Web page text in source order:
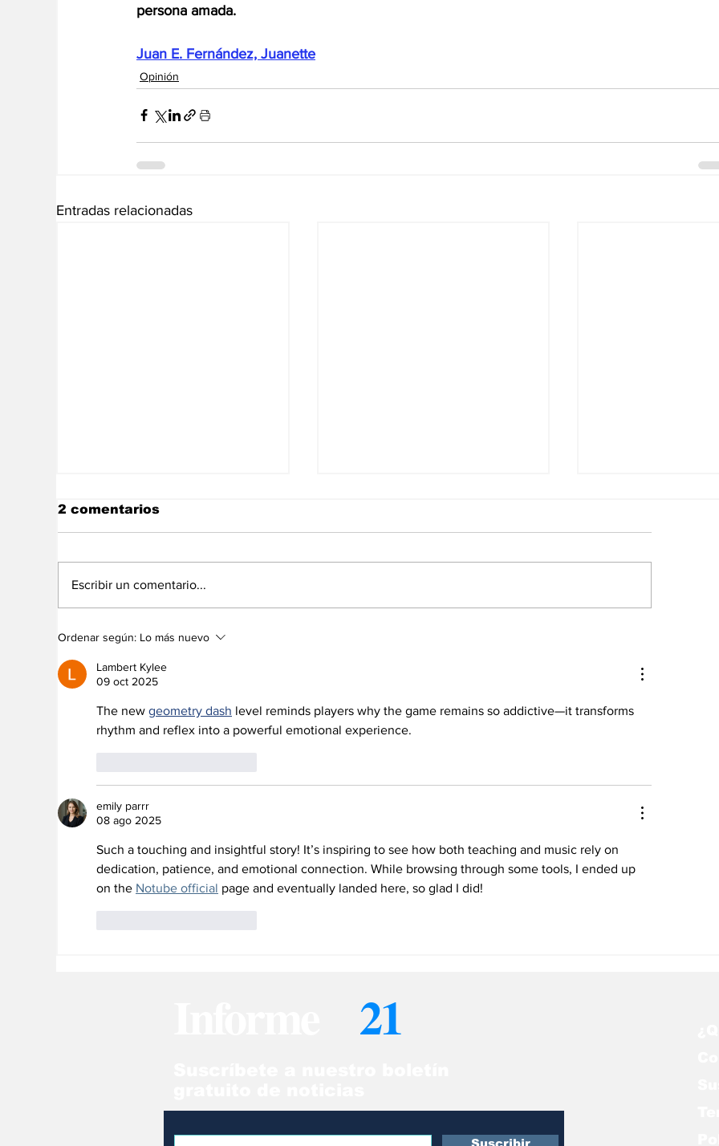
persona amada.
Juan E. Fernández, Juanette
Opinión
Entradas relacionadas
No somos un
diagnónstico, somos un
camino
nos proteja!”
2 comentarios
Escribir un comentario...
Ordenar según: Lo más nuevo
Lambert Kylee
09 oct 2025
The new geometry dash level reminds players why the game remains so addictive—it transforms
rhythm and reflex into a powerful emotional experience.
emily parrr
08 ago 2025
Such a touching and insightful story! It’s inspiring to see how both teaching and music rely on
dedication, patience, and emotional connection. While browsing through some tools, I ended up
on the Notube official page and eventually landed here, so glad I did!
21
Suscribir